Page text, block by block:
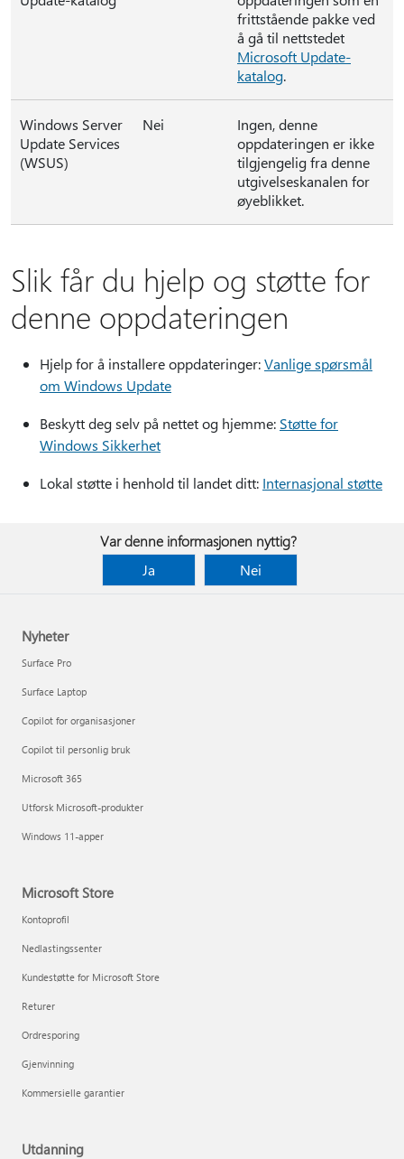
frittstående pakke ved
å gå til nettstedet
Microsoft Update-
katalog.
Windows Server
Update Services
(WSUS)
Nei
Ingen, denne
oppdateringen er ikke
tilgjengelig fra denne
utgivelseskanalen for
øyeblikket.
Slik får du hjelp og støtte for
denne oppdateringen
Hjelp for å installere oppdateringer:Vanlige spørsmål
om Windows Update
Beskytt deg selv på nettet og hjemme: Støtte for
Windows Sikkerhet
Lokal støtte i henhold til landet ditt: Internasjonal støtte
Var denne informasjonen nyttig?
Ja
Nei
Nyheter
Surface Pro
Surface Laptop
Copilot for organisasjoner
Copilot til personlig bruk
Microsoft 365
Utforsk Microsoft-produkter
Windows 11-apper
Microsoft Store
Kontoprofil
Nedlastingssenter
Kundestøtte for Microsoft Store
Returer
Ordresporing
Gjenvinning
Kommersielle garantier
Utdanning